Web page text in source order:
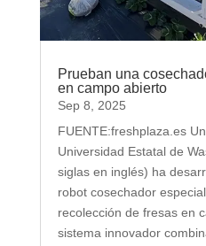
Prueban una
en campo abierto
Sep 8, 2025
FUENTE:freshplaza.es
Universidad Estatal de
siglas en inglés) ha
robot cosechador
recolección de fresas en
sistema innovador